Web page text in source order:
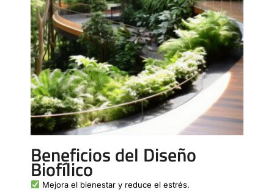
Beneficios del Diseño
Biofílico
Mejora el bienestar y reduce el estrés.